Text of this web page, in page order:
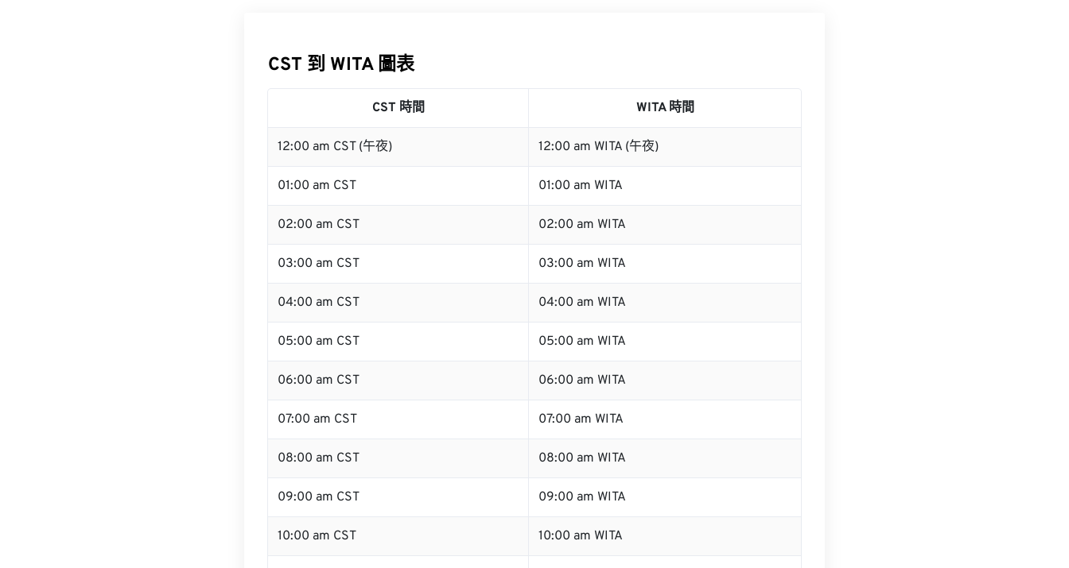
CST 到 WITA 圖表
CST 時間 WITA 時間
12:00 am CST (午夜) 12:00 am WITA (午夜)
01:00 am CST 01:00 am WITA
02:00 am CST 02:00 am WITA
03:00 am CST 03:00 am WITA
04:00 am CST 04:00 am WITA
05:00 am CST 05:00 am WITA
06:00 am CST 06:00 am WITA
07:00 am CST 07:00 am WITA
08:00 am CST 08:00 am WITA
09:00 am CST 09:00 am WITA
10:00 am CST 10:00 am WITA